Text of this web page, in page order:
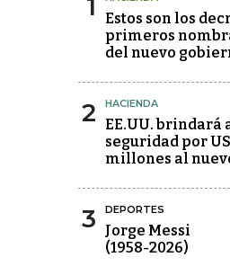
1
Estos son los
primeros
del nuevo
2 HACIENDA
EE.UU. brindará
seguridad por
millones al
3 DEPORTES
Jorge Messi
(1958-2026)